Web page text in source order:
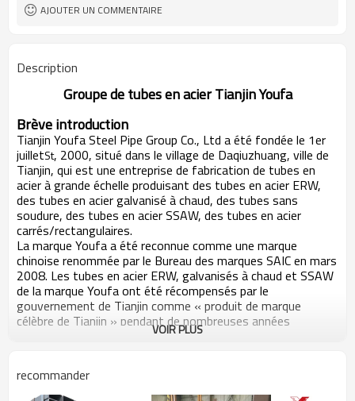
AJOUTER UN COMMENTAIRE
Description
Groupe de tubes en acier Tianjin Youfa
Brève introduction
Tianjin Youfa Steel Pipe Group Co., Ltd a été fondée le 1er
juilletSt, 2000, situé dans le village de Daqiuzhuang, ville de
Tianjin, qui est une entreprise de fabrication de tubes en
acier à grande échelle produisant des tubes en acier ERW,
des tubes en acier galvanisé à chaud, des tubes sans
soudure, des tubes en acier SSAW, des tubes en acier
carrés/rectangulaires.
La marque Youfa a été reconnue comme une marque
chinoise renommée par le Bureau des marques SAIC en mars
2008. Les tubes en acier ERW, galvanisés à chaud et SSAW
de la marque Youfa ont été récompensés par le
gouvernement de Tianjin comme « produit de marque
célèbre de Tianjin » pendant de nombreuses années
consécutives. Pendant six années consécutives, le groupe
chinoises du même secteur et parmi les 500 premiers
fabricants chinois. En 2012, le groupe Youfa s'est classé
375e parmi les 500 premières entreprises chinoises, 200e
VOIR PLUS
recommander